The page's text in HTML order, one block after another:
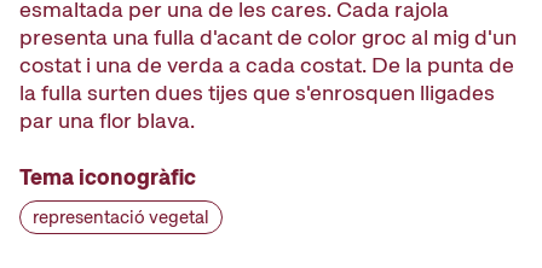
esmaltada per una de les cares. Cada rajola
presenta una fulla d'acant de color groc al mig d'un
costat i una de verda a cada costat. De la punta de
la fulla surten dues tijes que s'enrosquen lligades
par una flor blava.
Tema iconogràfic
representació vegetal